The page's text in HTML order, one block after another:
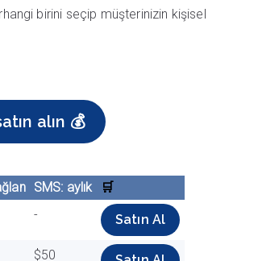
birini seçip müşterinizin kişisel
alın 💰
SMS: aylık
🛒
- Satın Al
$50